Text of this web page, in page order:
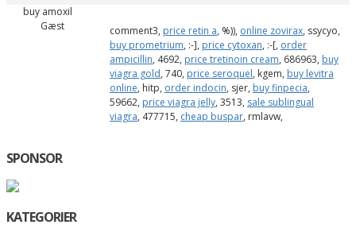
buy amoxil
Gæst
comment3, price retin a, %)), online zovirax, ssycyo,
buy prometrium, :-], price cytoxan, :-[, order
ampicillin, 4692, price tretinoin cream, 686963, buy
viagra gold, 740, price seroquel, kgem, buy levitra
online, hitp, order indocin, sjer, buy finpecia,
59662, price viagra jelly, 3513, sale sublingual
viagra, 477715, cheap buspar, rmlavw,
SPONSOR
KATEGORIER